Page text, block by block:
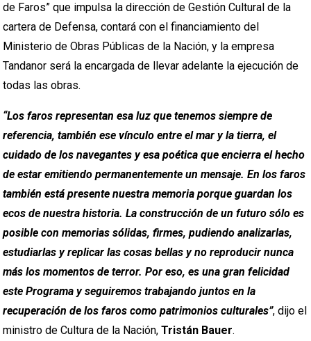
de Faros” que impulsa la dirección de Gestión Cultural de la
cartera de Defensa, contará con el financiamiento del
Ministerio de Obras Públicas de la Nación, y la empresa
Tandanor será la encargada de llevar adelante la ejecución de
todas las obras.
“Los faros representan esa luz que tenemos siempre de
referencia, también ese vínculo entre el mar y la tierra, el
cuidado de los navegantes y esa poética que encierra el hecho
de estar emitiendo permanentemente un mensaje. En los faros
también está presente nuestra memoria porque guardan los
ecos de nuestra historia. La construcción de un futuro sólo es
posible con memorias sólidas, firmes, pudiendo analizarlas,
estudiarlas y replicar las cosas bellas y no reproducir nunca
más los momentos de terror. Por eso, es una gran felicidad
este Programa y seguiremos trabajando juntos en la
recuperación de los faros como patrimonios culturales”, dijo el
ministro de Cultura de la Nación,Tristán Bauer.